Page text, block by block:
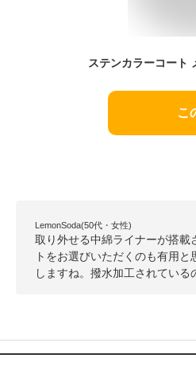
こ
LemonSoda(50代・女性)
取り外せる中綿ライナーが搭
トをお選びいただくのも有用
しますね。撥水加工されてい